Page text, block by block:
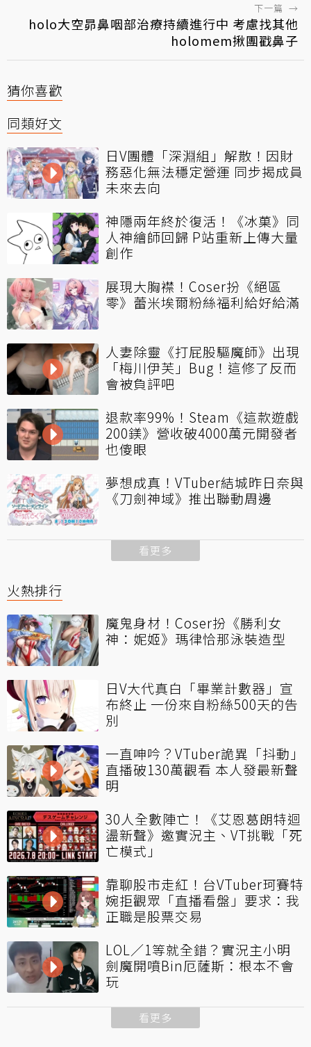
下一篇 →
holo大空昴鼻咽部治療持續進行中 考慮找其他
holomem揪團戳鼻子
猜你喜歡
同類好文
日V團體「深淵組」解散！因財
務惡化無法穩定營運 同步揭成員
未來去向
神隱兩年終於復活！《冰菓》同
人神繪師回歸 P站重新上傳大量
創作
展現大胸襟！Coser扮《絕區
零》蕾米埃爾粉絲福利給好給滿
人妻除靈《打屁股驅魔師》出現
「梅川伊芙」Bug！這修了反而
會被負評吧
退款率99%！Steam《這款遊戲
200鎂》營收破4000萬元開發者
也傻眼
夢想成真！VTuber結城昨日奈與
《刀劍神域》推出聯動周邊
看更多
火熱排行
魔鬼身材！Coser扮《勝利女
神：妮姬》瑪律恰那泳裝造型
日V大代真白「畢業計數器」宣
布終止 一份來自粉絲500天的告
別
一直呻吟？VTuber詭異「抖動」
直播破130萬觀看 本人發最新聲
明
30人全數陣亡！《艾恩葛朗特迴
盪新聲》邀實況主、VT挑戰「死
亡模式」
靠聊股市走紅！台VTuber珂賽特
婉拒觀眾「直播看盤」要求：我
正職是股票交易
LOL／1等就全錯？實況主小明
劍魔開噴Bin厄薩斯：根本不會
玩
看更多